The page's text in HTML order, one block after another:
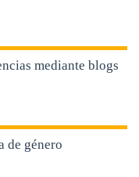
mediante blogs
de género